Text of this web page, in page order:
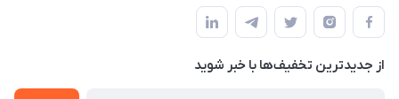
سمت چپ (فروشگاه صوتی عباسی) - "تحویل حضوری فقط با
هماهنگی"
حساب کاربری
تماس با ما
راهنما
پرسش های شما
شرایط و ضوابط گارانتی
از جدید‌ترین تخفیف‌ها با‌ خبر شوید